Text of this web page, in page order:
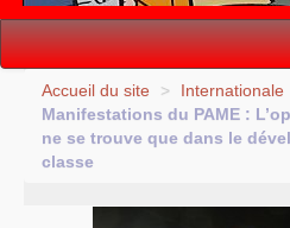
Vie politique
Lutter, Unir...
Accueil du site > Internationale
Manifestations du PAME :
ne se trouve que dans le
classe